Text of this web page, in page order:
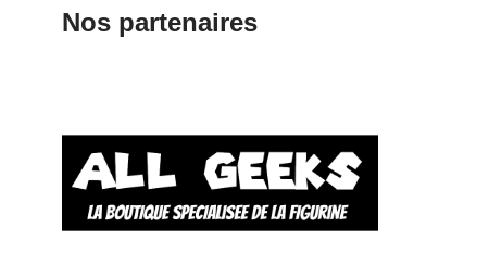
Nos partenaires